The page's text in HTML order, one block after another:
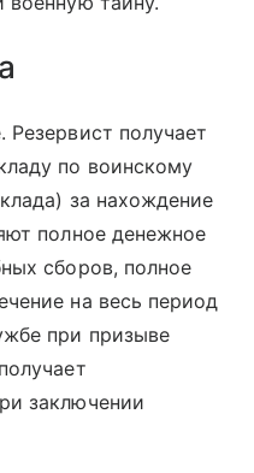
Резервист получает
по воинскому
за нахождение
полное денежное
сборов, полное
на весь период
при призыве
заключении